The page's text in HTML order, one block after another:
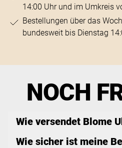
14:00 Uhr und im Umkreis
Bestellungen über das
bundesweit bis Dienstag
NOCH
Wie versendet Blome
Wie sicher ist meine